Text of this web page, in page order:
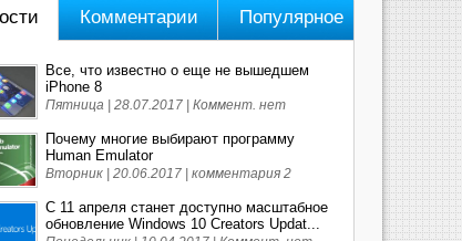
Комментарии Популярное
Все, что известно о еще не вышедшем
iPhone 8
Пятница | 28.07.2017 | Коммент. нет
Почему многие выбирают программу
Human Emulator
Вторник | 20.06.2017 | комментария 2
С 11 апреля станет доступно масштабное
обновление Windows 10 Creators Updat...